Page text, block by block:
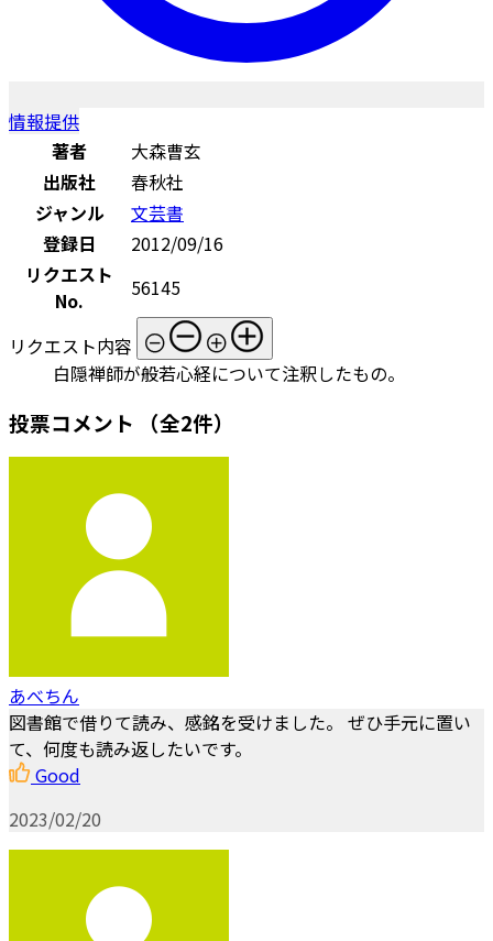
情報提供
著者
大森曹玄
出版社
春秋社
ジャンル
文芸書
登録日
2012/09/16
リクエスト
No.
56145
リクエスト内容
白隠禅師が般若心経について注釈したもの。
投票コメント （全2件）
あべちん
図書館で借りて読み、感銘を受けました。 ぜひ手元に置い
て、何度も読み返したいです。
Good
2023/02/20